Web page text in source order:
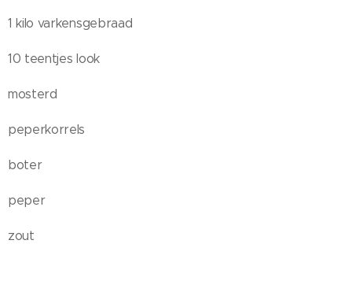
1 kilo varkensgebraad
10 teentjes look
mosterd
peperkorrels
boter
peper
zout